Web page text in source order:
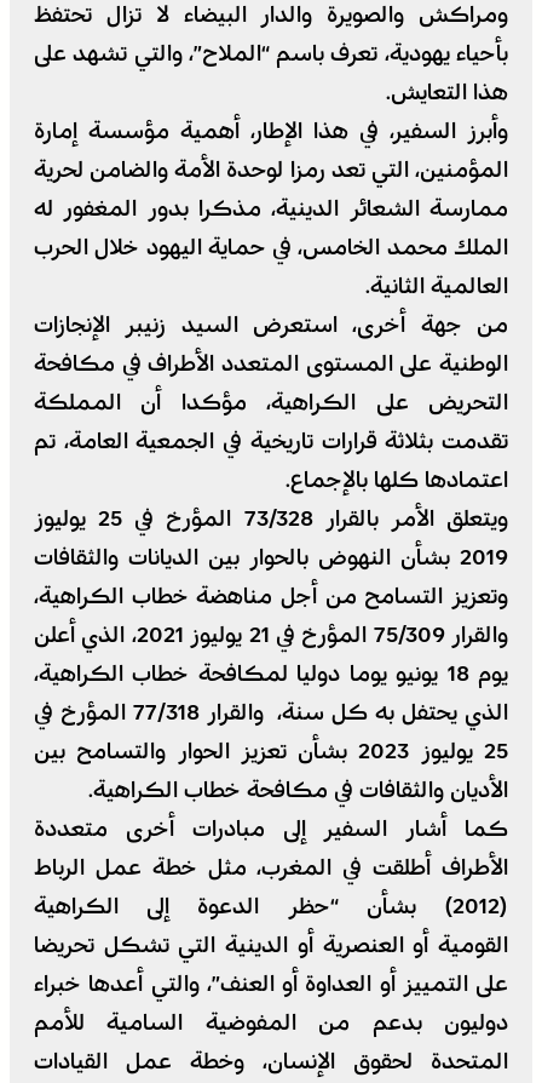
ومراكش والصويرة والدار البيضاء لا تزال تحتفظ
بأحياء يهودية، تعرف باسم “الملاح”، والتي تشهد على
هذا التعايش.
وأبرز السفير، في هذا الإطار، أهمية مؤسسة إمارة
المؤمنين، التي تعد رمزا لوحدة الأمة والضامن لحرية
ممارسة الشعائر الدينية، مذكرا بدور المغفور له
الملك محمد الخامس، في حماية اليهود خلال الحرب
العالمية الثانية.
من جهة أخرى، استعرض السيد زنيبر الإنجازات
الوطنية على المستوى المتعدد الأطراف في مكافحة
التحريض على الكراهية، مؤكدا أن المملكة
تقدمت بثلاثة قرارات تاريخية في الجمعية العامة، تم
اعتمادها كلها بالإجماع.
ويتعلق الأمر بالقرار 73/328 المؤرخ في 25 يوليوز
2019 بشأن النهوض بالحوار بين الديانات والثقافات
وتعزيز التسامح من أجل مناهضة خطاب الكراهية،
والقرار 75/309 المؤرخ في 21 يوليوز 2021، الذي أعلن
يوم 18 يونيو يوما دوليا لمكافحة خطاب الكراهية،
الذي يحتفل به كل سنة، والقرار 77/318 المؤرخ في
25 يوليوز 2023 بشأن تعزيز الحوار والتسامح بين
الأديان والثقافات في مكافحة خطاب الكراهية.
كما أشار السفير إلى مبادرات أخرى متعددة
الأطراف أطلقت في المغرب، مثل خطة عمل الرباط
(2012) بشأن “حظر الدعوة إلى الكراهية
القومية أو العنصرية أو الدينية التي تشكل تحريضا
على التمييز أو العداوة أو العنف”، والتي أعدها خبراء
دوليون بدعم من المفوضية السامية للأمم
المتحدة لحقوق الإنسان، وخطة عمل القيادات